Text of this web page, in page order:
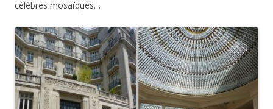
célèbres mosaïques…